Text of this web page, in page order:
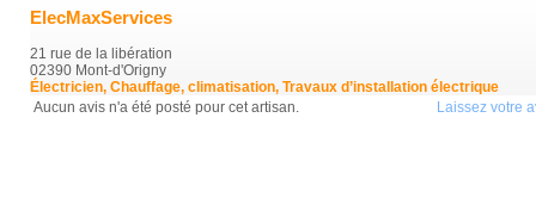
ElecMaxServices
21 rue de la libération
02390 Mont-d'Origny
Électricien, Chauffage, climatisation, Travaux d’installation électrique
Aucun avis n'a été posté pour cet artisan.
Laissez votre